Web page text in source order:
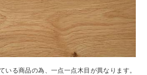
いる商品の為、一点一点木目が異なります。